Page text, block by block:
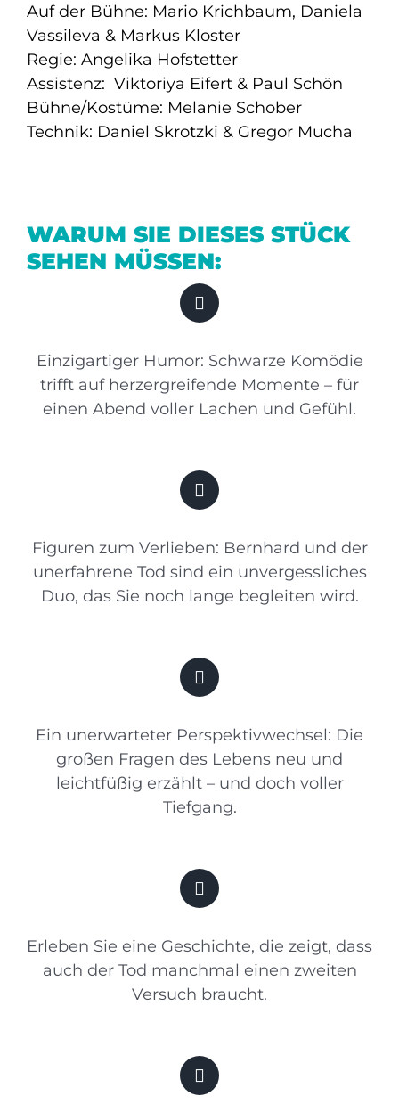
Auf der Bühne: Mario Krichbaum, Daniela
Vassileva & Markus Kloster
Regie: Angelika Hofstetter
Assistenz: Viktoriya Eifert & Paul Schön
Bühne/Kostüme: Melanie Schober
Technik: Daniel Skrotzki & Gregor Mucha
WARUM SIE DIESES STÜCK
SEHEN MÜSSEN:
Einzigartiger Humor: Schwarze Komödie
trifft auf herzergreifende Momente – für
einen Abend voller Lachen und Gefühl.
Figuren zum Verlieben: Bernhard und der
unerfahrene Tod sind ein unvergessliches
Duo, das Sie noch lange begleiten wird.
Ein unerwarteter Perspektivwechsel: Die
großen Fragen des Lebens neu und
leichtfüßig erzählt – und doch voller
Tiefgang.
Erleben Sie eine Geschichte, die zeigt, dass
auch der Tod manchmal einen zweiten
Versuch braucht.